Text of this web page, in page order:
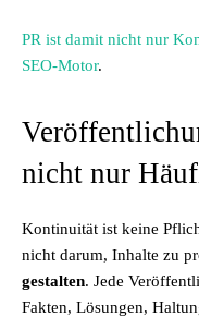
PR ist damit nicht nur
SEO-Motor.
nicht nur
Kontinuität ist keine
nicht darum, Inhalte zu
gestalten. Jede
Fakten, Lösungen,